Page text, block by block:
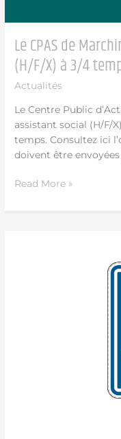
Le CPAS de
(H/F/X) à 3/4
Actualités
Le Centre Public
assistant social (H/F/
temps. Consultez ici
doivent être
Read More »